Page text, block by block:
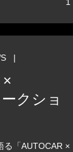
|
クショ
る「AUTOCAR ×